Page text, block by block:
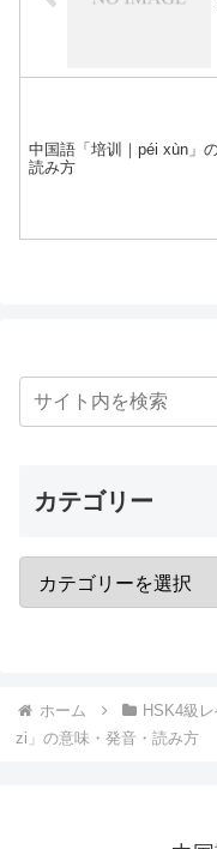
中国語「培训｜péi xùn」
読み方
カテゴリー
ホーム HSK4級
zi」の意味・発音・読み方